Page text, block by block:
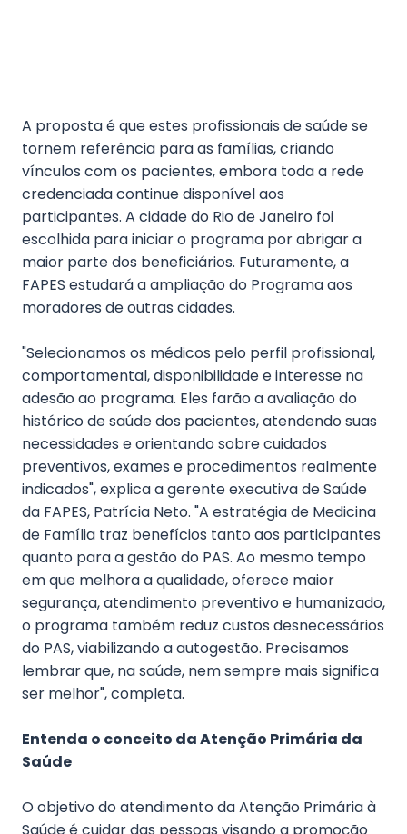
A proposta é que estes profissionais de saúde se
tornem referência para as famílias, criando
vínculos com os pacientes, embora toda a rede
credenciada continue disponível aos
participantes. A cidade do Rio de Janeiro foi
escolhida para iniciar o programa por abrigar a
maior parte dos beneficiários. Futuramente, a
FAPES estudará a ampliação do Programa aos
moradores de outras cidades.
"Selecionamos os médicos pelo perfil profissional,
comportamental, disponibilidade e interesse na
adesão ao programa. Eles farão a avaliação do
histórico de saúde dos pacientes, atendendo suas
necessidades e orientando sobre cuidados
preventivos, exames e procedimentos realmente
indicados", explica a gerente executiva de Saúde
da FAPES, Patrícia Neto. "A estratégia de Medicina
de Família traz benefícios tanto aos participantes
quanto para a gestão do PAS. Ao mesmo tempo
em que melhora a qualidade, oferece maior
segurança, atendimento preventivo e humanizado,
o programa também reduz custos desnecessários
do PAS, viabilizando a autogestão. Precisamos
lembrar que, na saúde, nem sempre mais significa
ser melhor", completa.
Entenda o conceito da Atenção Primária da
Saúde
O objetivo do atendimento da Atenção Primária à
Saúde é cuidar das pessoas visando a promoção